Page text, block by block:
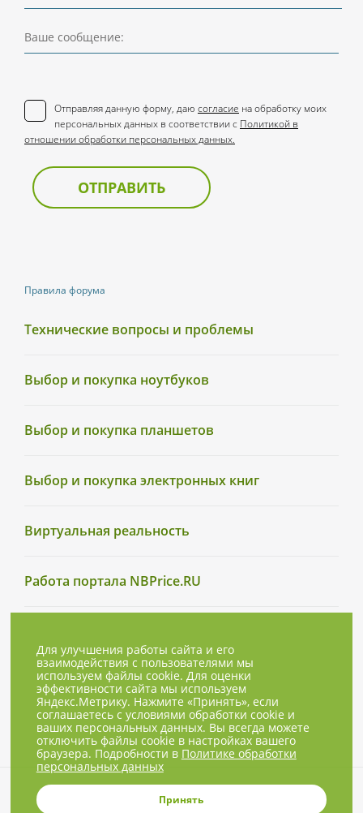
Правила форума
Технические вопросы и проблемы
Выбор и покупка ноутбуков
Выбор и покупка планшетов
Выбор и покупка электронных книг
Виртуальная реальность
Работа портала NBPrice.RU
Ваше сообщение:
Отправляя данную форму, даю согласие на обработку моих
персональных данных в соответствии с Политикой в
отношении обработки персональных данных.
ОТПРАВИТЬ
© 2001-2026, NBPrice.ru — проект
Для улучшения работы сайта и его
взаимодействия с пользователями мы
используем файлы cookie. Для оценки
эффективности сайта мы используем
Яндекс.Метрику. Нажмите «Принять», если
соглашаетесь с условиями обработки cookie и
ваших персональных данных. Вы всегда можете
отключить файлы cookie в настройках вашего
браузера. Подробности в Политике обработки
персональных данных
Принять